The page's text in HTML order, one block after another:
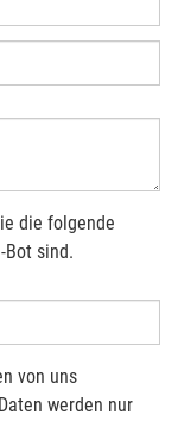
die folgende
Bot sind.
von uns
werden nur